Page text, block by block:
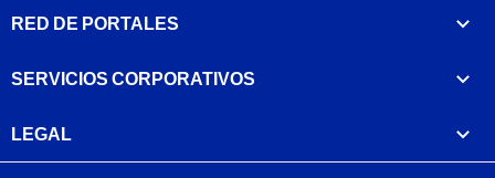
RED DE PORTALES
SERVICIOS CORPORATIVOS
LEGAL